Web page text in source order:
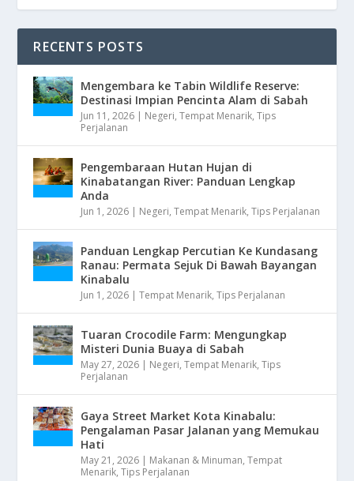
RECENTS POSTS
Mengembara ke Tabin Wildlife Reserve:
Destinasi Impian Pencinta Alam di Sabah
Jun 11, 2026 | Negeri,Tempat Menarik,Tips
Perjalanan
Pengembaraan Hutan Hujan di
Kinabatangan River: Panduan Lengkap
Anda
Jun 1, 2026 | Negeri,Tempat Menarik,Tips Perjalanan
Panduan Lengkap Percutian Ke Kundasang
Ranau: Permata Sejuk Di Bawah Bayangan
Kinabalu
Jun 1, 2026 |Tempat Menarik,Tips Perjalanan
Tuaran Crocodile Farm: Mengungkap
Misteri Dunia Buaya di Sabah
May 27, 2026 | Negeri,Tempat Menarik,Tips
Perjalanan
Gaya Street Market Kota Kinabalu:
Pengalaman Pasar Jalanan yang Memukau
Hati
May 21, 2026 | Makanan & Minuman,Tempat
Menarik,Tips Perjalanan